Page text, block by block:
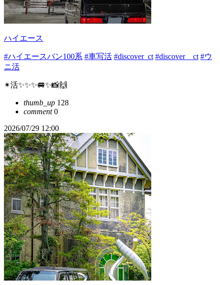
ハイエース
#ハイエースバン100系 #車写活 #discover_ct #discover＿ct #ウ
ニ活
✴︎活✨✨✨🚐✨📸🙌
thumb_up 128
comment0
2026/07/29 12:00